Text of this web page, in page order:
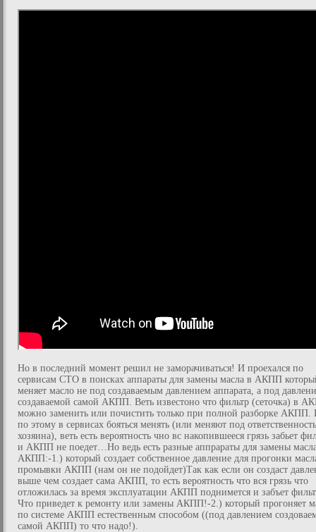
Но в последний момент решил не заморачиваться! И проехался по
сервисам СТО в поисках аппараты для замены масла в АКПП
меняет масло не под создаваемым давлением аппарата, а под
создаваемой самой АКПП. Веть известоно что фильтр (сеточка) в
можно заменить или почистить только при полной разборке АКПП.
по этому в сервисах бояться менять (или меняют под ответственность
хозяина), веть есть вероятность чно вс накопившееся грязь забьет
и АКПП не поедет…Но ведь есть разные аппрараты для замены
АКПП:-1.) который создает собственное давление для прогонки
промывки АКПП (нам он не подойдет)Так как если он создаст
выше чем создает сама АКПП, то есть вероятность что вся грязь что
отложилась за время эксплуатации АКПП поднимется и забъет
Что приведет к ремонту или замены АКПП!-2.) который прогоняет
по системе АКПП естественным способом ((под давлением
самой АКПП) то что надо!).